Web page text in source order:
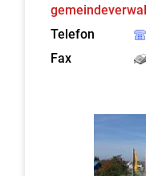
Telefon
Fax